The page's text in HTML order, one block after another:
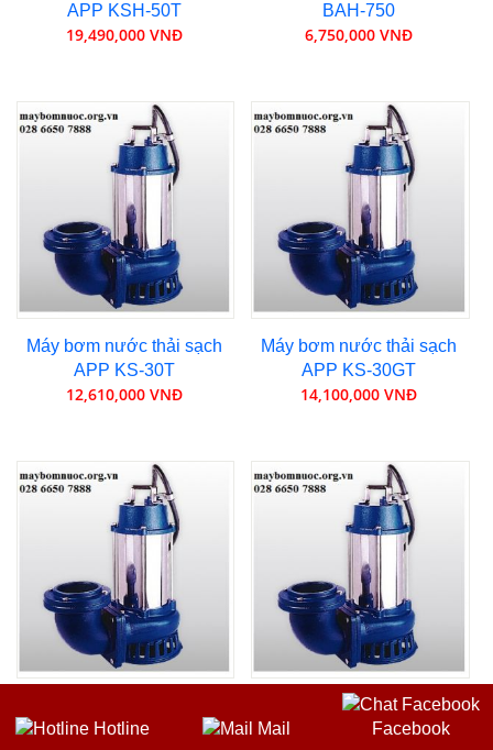
Hotline Mail Facebook
APP KSH-50T
19,490,000 VNĐ
BAH-750
6,750,000 VNĐ
Máy bơm nước thải sạch
APP KS-30T
12,610,000 VNĐ
Máy bơm nước thải sạch
APP KS-30GT
14,100,000 VNĐ
APP KS-50T
Máy bơm nước thải sạch
APP KS-50GT